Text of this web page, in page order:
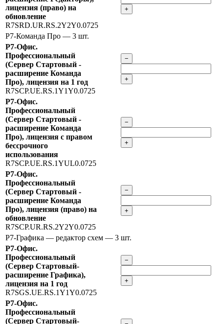
лицензия (право) на
обновление
R7SRD.UR.RS.2Y2Y0.0725
+
Р7-Команда Про — 3 шт.
Р7-Офис.
Профессиональный
(Сервер Стартовый -
расширение Команда
Про), лицензия на 1 год
R7SCP.UE.RS.1Y1Y0.0725
−
+
Р7-Офис.
Профессиональный
(Сервер Стартовый -
расширение Команда
Про), лицензия с правом
бессрочного
использования
R7SCP.UE.RS.1YUL0.0725
−
+
Р7-Офис.
Профессиональный
(Сервер Стартовый -
расширение Команда
Про), лицензия (право) на
обновление
R7SCP.UR.RS.2Y2Y0.0725
−
+
Р7-Графика — редактор схем — 3 шт.
Р7-Офис.
Профессиональный
(Сервер Стартовый-
расширение Графика),
лицензия на 1 год
R7SGS.UE.RS.1Y1Y0.0725
−
+
Р7-Офис.
Профессиональный
(Сервер Стартовый-